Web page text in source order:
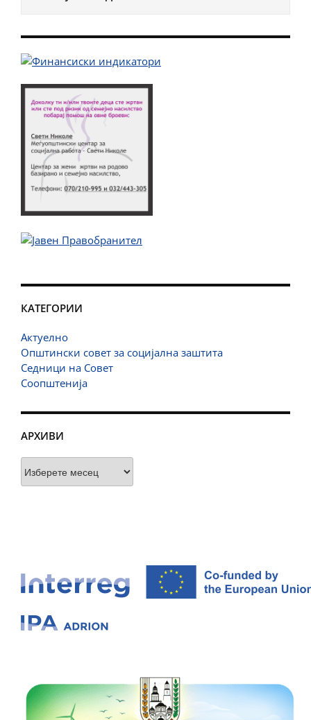
КАТЕГОРИИ
Актуелно
Општински совет за социјална заштита
Седници на Совет
Соопштенија
АРХИВИ